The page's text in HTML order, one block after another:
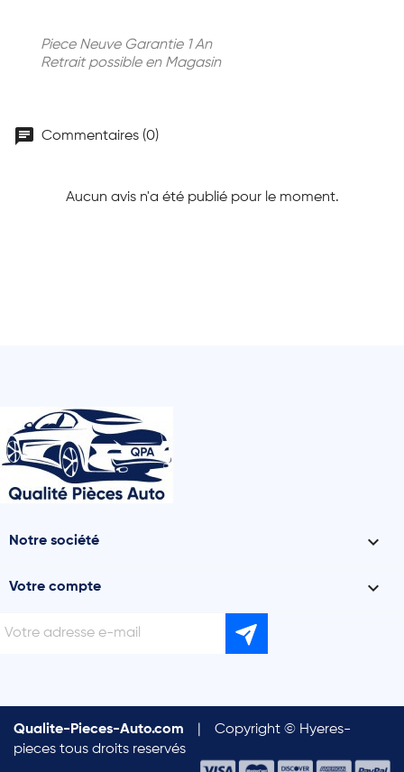
Piece Neuve Garantie 1 An
Retrait possible en Magasin
chat Commentaires (0)
Aucun avis n'a été publié pour le moment.
Notre société 
Votre compte 
Qualite-Pieces-Auto.com
Copyright © Hyeres-
pieces tous droits reservés